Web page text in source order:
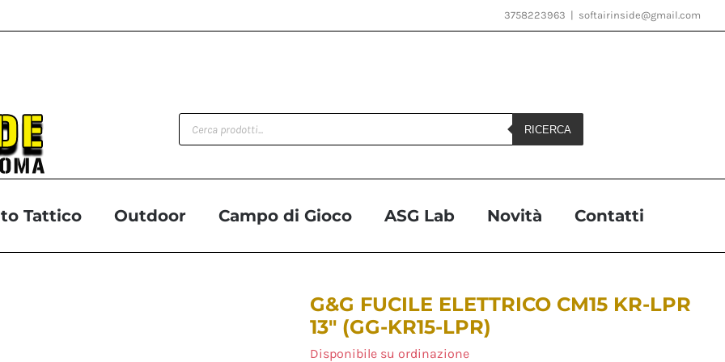
3758223963 softairinside@gmail.com
Products
search
RICERCA
Tattico Outdoor Campo di Gioco ASG Lab Novità Contatti
G&G FUCILE ELETTRICO CM15 KR-LPR
13″ (GG-KR15-LPR)
Disponibile su ordinazione